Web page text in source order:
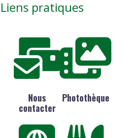
Liens pratiques
Nous
contacter
Photothèque